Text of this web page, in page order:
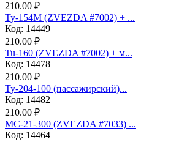
210.00 ₽
Ту-154М (ZVEZDA #7002) + ...
Код: 14449
210.00 ₽
Tu-160 (ZVEZDA #7002) + м...
Код: 14478
210.00 ₽
Ту-204-100 (пассажирский)...
Код: 14482
210.00 ₽
МС-21-300 (ZVEZDA #7033) ...
Код: 14464